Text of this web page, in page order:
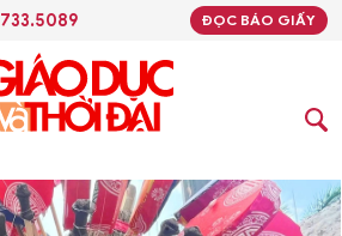
ĐỌC BÁO GIẤY